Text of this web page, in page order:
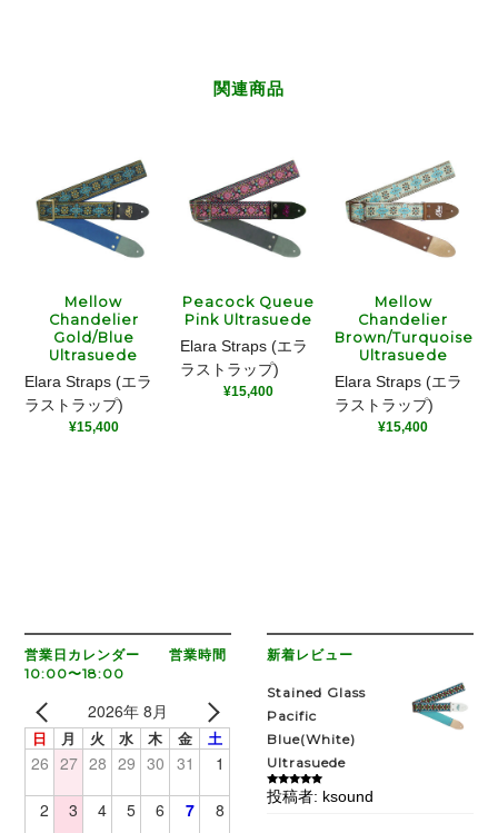
関連商品
Mellow
Chandelier
Gold/Blue
Ultrasuede
Elara Straps (エラ
ラストラップ)
¥15,400
Peacock Queue
Pink Ultrasuede
Elara Straps (エラ
ラストラップ)
¥15,400
Mellow
Chandelier
Brown/Turquoise
Ultrasuede
Elara Straps (エラ
ラストラップ)
¥15,400
営業日カレンダー 営業時間
10:00〜18:00
2026年 8月
日 月 火 水 木 金 土
26 27 28 29 30 31 1
2 3 4 5 6 7 8
新着レビュー
Stained Glass
Pacific
Blue(White)
Ultrasuede
5段階中5の
評価
投稿者: ksound